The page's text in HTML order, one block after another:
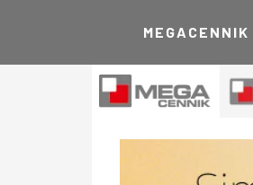
MEGACENNIK